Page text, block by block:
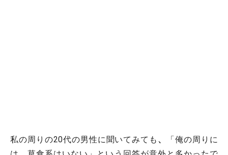
私の周りの20代の男性に聞いてみても 、
「俺の周りに